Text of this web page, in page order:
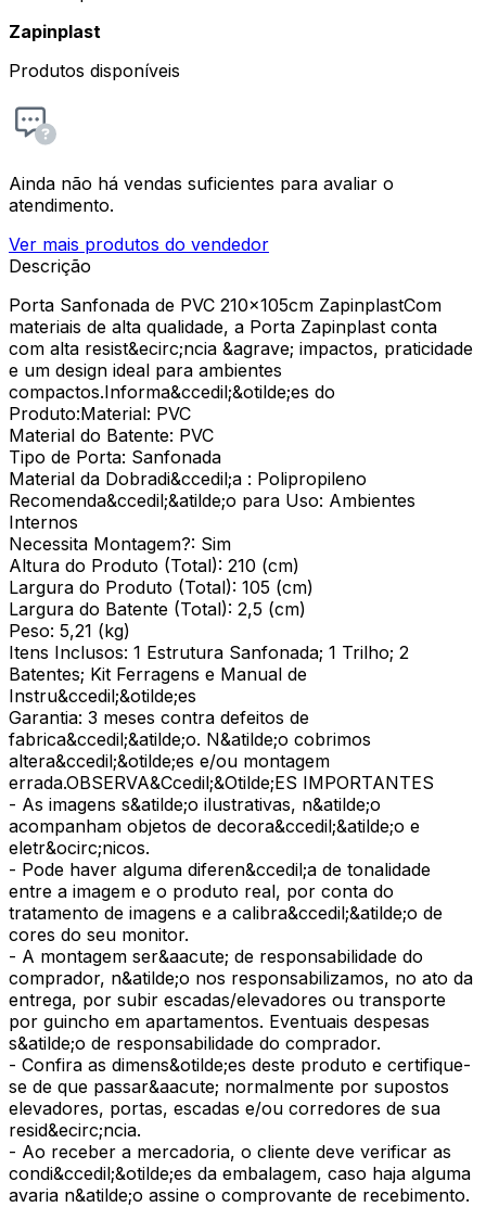
Zapinplast
Produtos disponíveis
Ainda não há vendas suficientes para avaliar o
atendimento.
Ver mais produtos do vendedor
Descrição
Porta Sanfonada de PVC 210x105cm ZapinplastCom
materiais de alta qualidade, a Porta Zapinplast conta
com alta resist&ecirc;ncia &agrave; impactos, praticidade
e um design ideal para ambientes
compactos.Informa&ccedil;&otilde;es do
Produto:Material: PVC
Material do Batente: PVC
Tipo de Porta: Sanfonada
Material da Dobradi&ccedil;a : Polipropileno
Recomenda&ccedil;&atilde;o para Uso: Ambientes
Internos
Necessita Montagem?: Sim
Altura do Produto (Total): 210 (cm)
Largura do Produto (Total): 105 (cm)
Largura do Batente (Total): 2,5 (cm)
Peso: 5,21 (kg)
Itens Inclusos: 1 Estrutura Sanfonada; 1 Trilho; 2
Batentes; Kit Ferragens e Manual de
Instru&ccedil;&otilde;es
Garantia: 3 meses contra defeitos de
fabrica&ccedil;&atilde;o. N&atilde;o cobrimos
altera&ccedil;&otilde;es e/ou montagem
errada.OBSERVA&Ccedil;&Otilde;ES IMPORTANTES
- As imagens s&atilde;o ilustrativas, n&atilde;o
acompanham objetos de decora&ccedil;&atilde;o e
eletr&ocirc;nicos.
- Pode haver alguma diferen&ccedil;a de tonalidade
entre a imagem e o produto real, por conta do
tratamento de imagens e a calibra&ccedil;&atilde;o de
cores do seu monitor.
- A montagem ser&aacute; de responsabilidade do
comprador, n&atilde;o nos responsabilizamos, no ato da
entrega, por subir escadas/elevadores ou transporte
por guincho em apartamentos. Eventuais despesas
s&atilde;o de responsabilidade do comprador.
- Confira as dimens&otilde;es deste produto e certifique-
se de que passar&aacute; normalmente por supostos
elevadores, portas, escadas e/ou corredores de sua
resid&ecirc;ncia.
- Ao receber a mercadoria, o cliente deve verificar as
condi&ccedil;&otilde;es da embalagem, caso haja alguma
avaria n&atilde;o assine o comprovante de recebimento.